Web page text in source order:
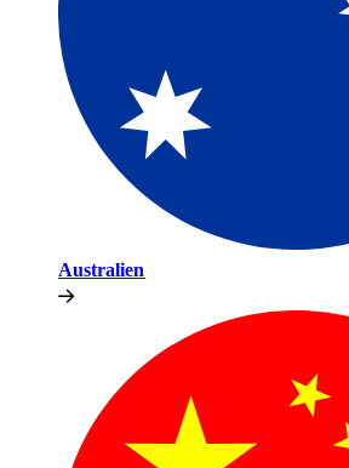
Australien​​